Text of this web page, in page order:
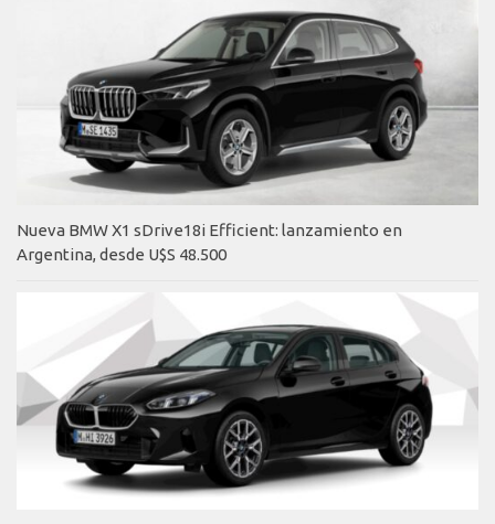
Nueva BMW X1 sDrive18i Efficient: lanzamiento en
Argentina, desde U$S 48.500